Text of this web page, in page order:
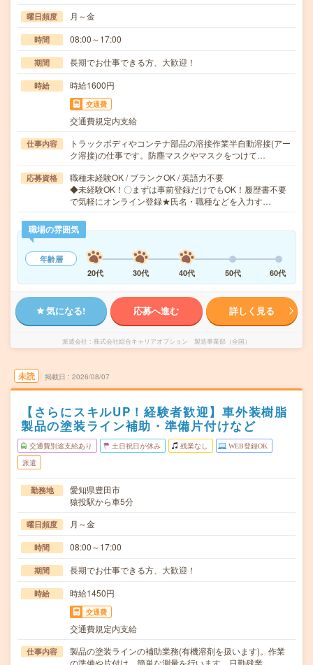
曜日頻度 月～金
時間 08:00～17:00
期間 長期でお仕事できる方、大歓迎！
時給 時給1600円
交通費
交通費規定内支給
仕事内容
トラックボディやコンテナ部品の溶接作業半自動溶接(アー
ク溶接)の仕事です。防塵マスクやマスクをつけて…
応募資格
職種未経験OK / ブランクOK / 英語力不要
◆未経験OK！〇まずは事前登録だけでもOK！履歴書不要
で気軽にオンライン登録★氏名・職種などを入力す…
職場の雰囲気
年齢層
20代
30代 40代 50代 60代
気になる! 応募へ進む 詳しく見る
派遣会社 株式会社綜合キャリアオプション 製造事業部（全国）
未読 掲載日 2026/08/07
【さらにスキルUP！経験者歓迎】車外装樹脂
製品の塗装ライン補助・準備片付けなど
交通費別途支給あり 土日祝日が休み 残業なし WEB登録OK
派遣
勤務地
愛知県豊田市
猿投駅から車5分
曜日頻度 月～金
時間 08:00～17:00
期間 長期でお仕事できる方、大歓迎！
時給 時給1450円
交通費
交通費規定内支給
仕事内容
製品の塗装ラインの補助業務(有機溶剤を扱います)。作業
の準備や片付け、簡単な測量を行います。日勤残業…